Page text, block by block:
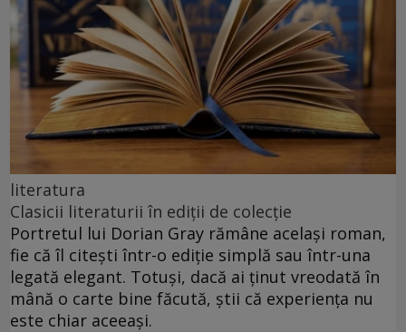
literatura
Clasicii literaturii în ediții de colecție
Portretul lui Dorian Gray rămâne același roman,
fie că îl citești într-o ediție simplă sau într-una
legată elegant. Totuși, dacă ai ținut vreodată în
mână o carte bine făcută, știi că experiența nu
este chiar aceeași.